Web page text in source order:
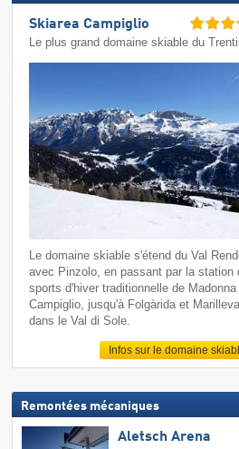
Skiarea Campiglio
Le plus grand domaine skiable du
Le domaine skiable s'étend du Val
avec Pinzolo, en passant par la station
sports d'hiver traditionnelle de Madonna
Campiglio, jusqu'à Folgàrida et
dans le Val di Sole.
Infos sur le domaine
Remontées mécaniques
Aletsch Arena